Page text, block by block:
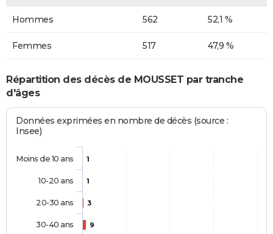
Hommes 562 52,1 %
Femmes 517 47,9 %
Répartition des décès de MOUSSET par tranche
d'âges
Données exprimées en nombre de décès (source :
Insee)
1
1
3
9
Moins de 10 ans
10-20 ans
20-30 ans
30-40 ans